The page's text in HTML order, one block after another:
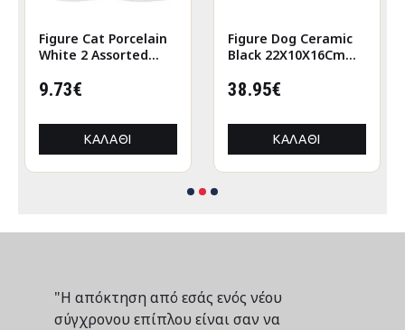
Figure Cat Porcelain
White 2 Assorted
9.73€
ΚΑΛΆΘΙ
Figure Dog Ceramic
Black 22X10X16Cm
38.95€
ΚΑΛΆΘΙ
"Η απόκτηση από εσάς ενός νέου
σύγχρονου επίπλου είναι σαν να